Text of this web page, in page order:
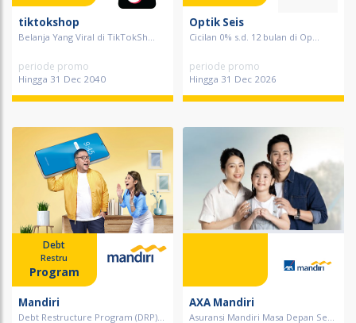
tiktokshop
Belanja Yang Viral di TikTokSh...
periode promo
Hingga 31 Dec 2040
Optik Seis
Cicilan 0% s.d. 12 bulan di Op...
periode promo
Hingga 31 Dec 2026
Debt
Restru
Program
Mandiri
Debt Restructure Program (DRP)...
AXA Mandiri
Asuransi Mandiri Masa Depan Se...